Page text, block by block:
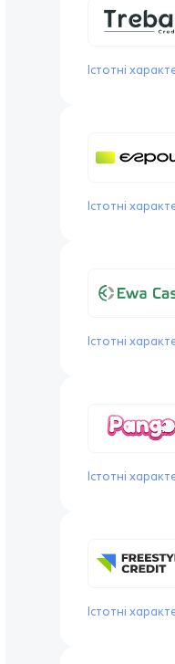
Істотні
Істотні
Істотні
Істотні
Істотні